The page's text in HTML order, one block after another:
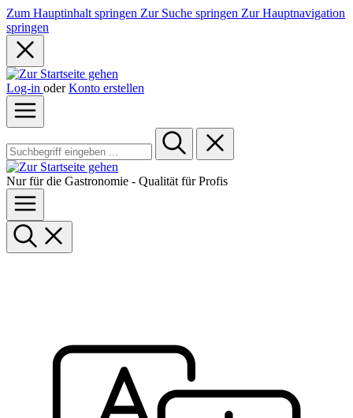
Zum Hauptinhalt springen Zur Suche springen Zur Hauptnavigation
springen
Log-in oder Konto erstellen
Nur für die Gastronomie - Qualität für Profis